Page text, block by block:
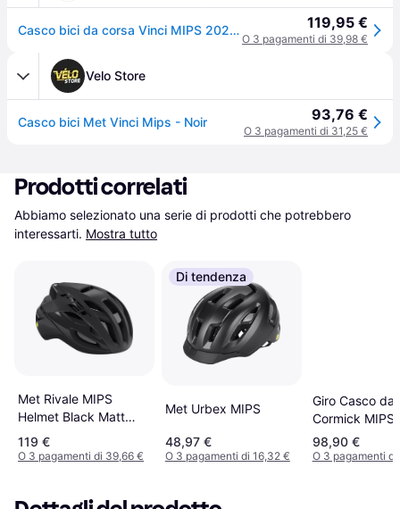
Casco bici da corsa Vinci MIPS 2026 - nero 119,95 €
O 3 pagamenti di 39,98 €
Velo Store
Casco bici Met Vinci Mips - Noir 93,76 €
O 3 pagamenti di 31,25 €
Prodotti correlati
Abbiamo selezionato una serie di prodotti che potrebbero
interessarti. Mostra tutto
Met Rivale MIPS
Helmet Black Matt
Glossy
119 €
O 3 pagamenti di 39,66 €
Di tendenza
Met Urbex MIPS
48,97 €
O 3 pagamenti di 16,32 €
Giro Casco da
Cormick MIPS
98,90 €
O 3 pagamenti